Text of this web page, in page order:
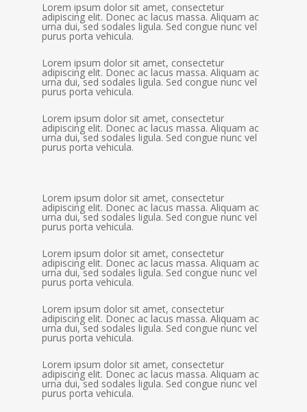
Lorem ipsum dolor sit amet, consectetur
adipiscing elit. Donec ac lacus massa. Aliquam ac
urna dui, sed sodales ligula. Sed congue nunc vel
purus porta vehicula.
Lorem ipsum dolor sit amet, consectetur
adipiscing elit. Donec ac lacus massa. Aliquam ac
urna dui, sed sodales ligula. Sed congue nunc vel
purus porta vehicula.
Lorem ipsum dolor sit amet, consectetur
adipiscing elit. Donec ac lacus massa. Aliquam ac
urna dui, sed sodales ligula. Sed congue nunc vel
purus porta vehicula.
Lorem ipsum dolor sit amet, consectetur
adipiscing elit. Donec ac lacus massa. Aliquam ac
urna dui, sed sodales ligula. Sed congue nunc vel
purus porta vehicula.
Lorem ipsum dolor sit amet, consectetur
adipiscing elit. Donec ac lacus massa. Aliquam ac
urna dui, sed sodales ligula. Sed congue nunc vel
purus porta vehicula.
Lorem ipsum dolor sit amet, consectetur
adipiscing elit. Donec ac lacus massa. Aliquam ac
urna dui, sed sodales ligula. Sed congue nunc vel
purus porta vehicula.
Lorem ipsum dolor sit amet, consectetur
adipiscing elit. Donec ac lacus massa. Aliquam ac
urna dui, sed sodales ligula. Sed congue nunc vel
purus porta vehicula.